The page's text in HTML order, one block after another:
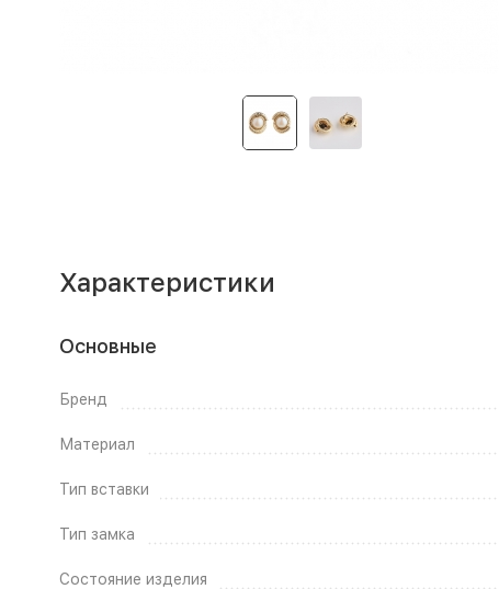
Характеристики
Основные
Бренд
Материал
Тип вставки
Тип замка
Состояние изделия